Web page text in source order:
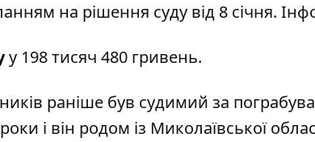
на рішення суду від 8 січня.
у 198 тисяч 480 гривень.
раніше був судимий за
і він родом із Миколаївської